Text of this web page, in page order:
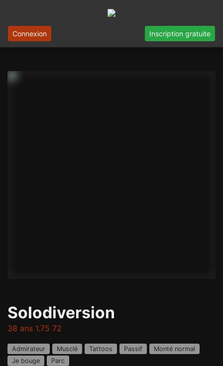
Connexion Inscription gratuite
Solodiversion
38 ans 1.75 72
Admirateur Musclé Tattoos Passif
Monté normal
Je bouge
Parc